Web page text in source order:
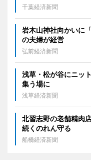
千葉経済新聞
岩木山神社向かいに
の夫婦が経営
弘前経済新聞
浅草・松が谷にニ
集う場に
浅草経済新聞
北習志野の老舗精肉
続くのれん守る
船橋経済新聞